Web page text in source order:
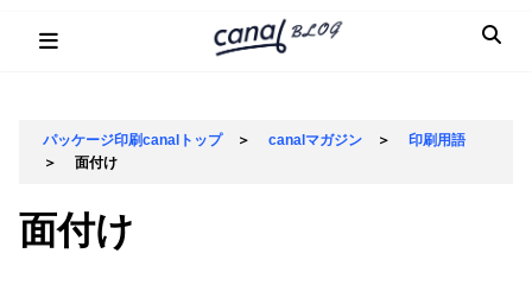
パッケージ印刷canalトップ＞ canalマガジン ＞ 印刷用語
＞ 面付け
面付け